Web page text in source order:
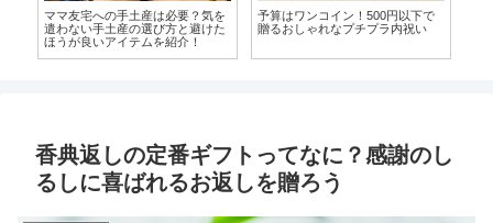
ママ友宅への手土産は必要？気を
遣わない手土産の選び方と避けた
ほうが良いアイテムを紹介！
予算はワンコイン！500円以下で
贈るおしゃれなプチプラ内祝い
香典返しの定番ギフトってなに？感謝のし
るしに喜ばれるお返しを贈ろう